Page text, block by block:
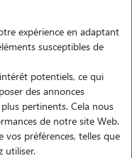
engagement
expérience en adaptant
susceptibles de
potentiels, ce qui
des annonces
pertinents. Cela nous
de notre site Web.
vos préférences, telles que
utiliser.